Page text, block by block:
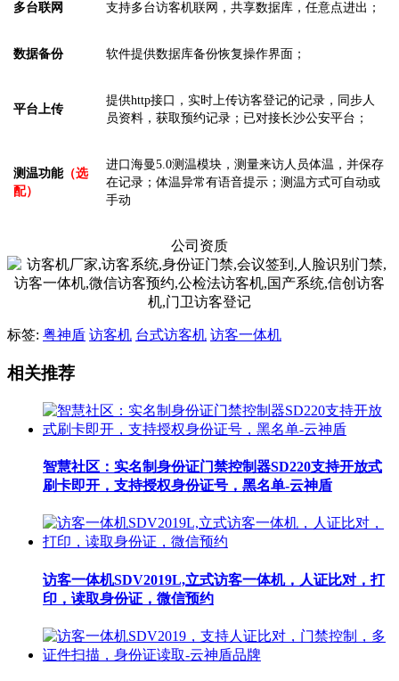
多台联网 支持多台访客机联网，共享数据库，任意点进出；
数据备份 软件提供数据库备份恢复操作界面；
平台上传
提供http接口，实时上传访客登记的记录，同步人
员资料，获取预约记录；已对接长沙公安平台；
测温功能（选
配）
进口海曼5.0测温模块，测量来访人员体温 ， 并保存
在记录；体温异常有语音提示；测温方式可自动或
手动
公司资质
标签: 粤神盾 访客机 台式访客机 访客一体机
相关推荐
智慧社区：实名制身份证门禁控制器SD220支持开放式
刷卡即开，支持授权身份证号，黑名单-云神盾
访客一体机SDV2019L,立式访客一体机，人证比对，打
印，读取身份证，微信预约